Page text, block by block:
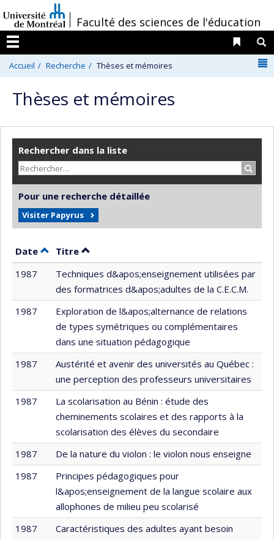
au
contenu
/Faculté des sciences de l'éducation
Menu
Liens
Accueil Recherche Thèses et mémoires
Thèses et mémoires
Rechercher dans la liste
Pour une recherche détaillée
Visiter Papyrus
Date Trier par date en ordre décroissant
Titre Trier par titre en ordre décroissant
1987
Techniques d&apos;enseignement utilisées par
des formatrices d&apos;adultes de la C.E.C.M.
1987
Exploration de l&apos;alternance de relations
de types symétriques ou complémentaires
dans une situation pédagogique
1987
Austérité et avenir des universités au Québec :
une perception des professeurs universitaires
1987
La scolarisation au Bénin : étude des
cheminements scolaires et des rapports à la
scolarisation des élèves du secondaire
1987
De la nature du violon : le violon nous enseigne
1987
Principes pédagogiques pour
l&apos;enseignement de la langue scolaire aux
allophones de milieu peu scolarisé
1987
Caractéristiques des adultes ayant besoin